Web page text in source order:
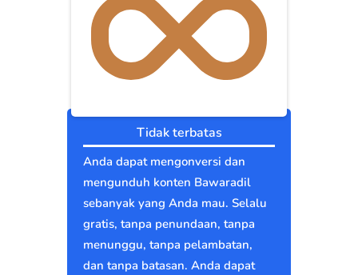
Tidak terbatas
Anda dapat mengonversi dan
mengunduh konten Bawaradil
sebanyak yang Anda mau. Selalu
gratis, tanpa penundaan, tanpa
menunggu, tanpa pelambatan,
dan tanpa batasan. Anda dapat